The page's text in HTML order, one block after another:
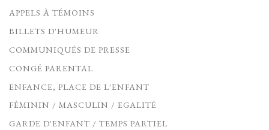
APPELS À TÉMOINS
BILLETS D'HUMEUR
COMMUNIQUÉS DE PRESSE
CONGÉ PARENTAL
ENFANCE, PLACE DE L'ENFANT
FÉMININ / MASCULIN / EGALITÉ
GARDE D'ENFANT / TEMPS PARTIEL